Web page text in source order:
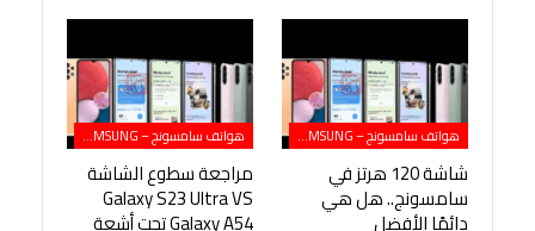
هواتف سامسونج – SAMSUNG
شاشة 120 هرتز في
سامسونج.. هل هي
دائمًا الأفضل
هواتف سامسونج – SAMSUNG
مراجعة سطوع الشاشة
Galaxy S23 Ultra VS
Galaxy A54 تحت أشعة